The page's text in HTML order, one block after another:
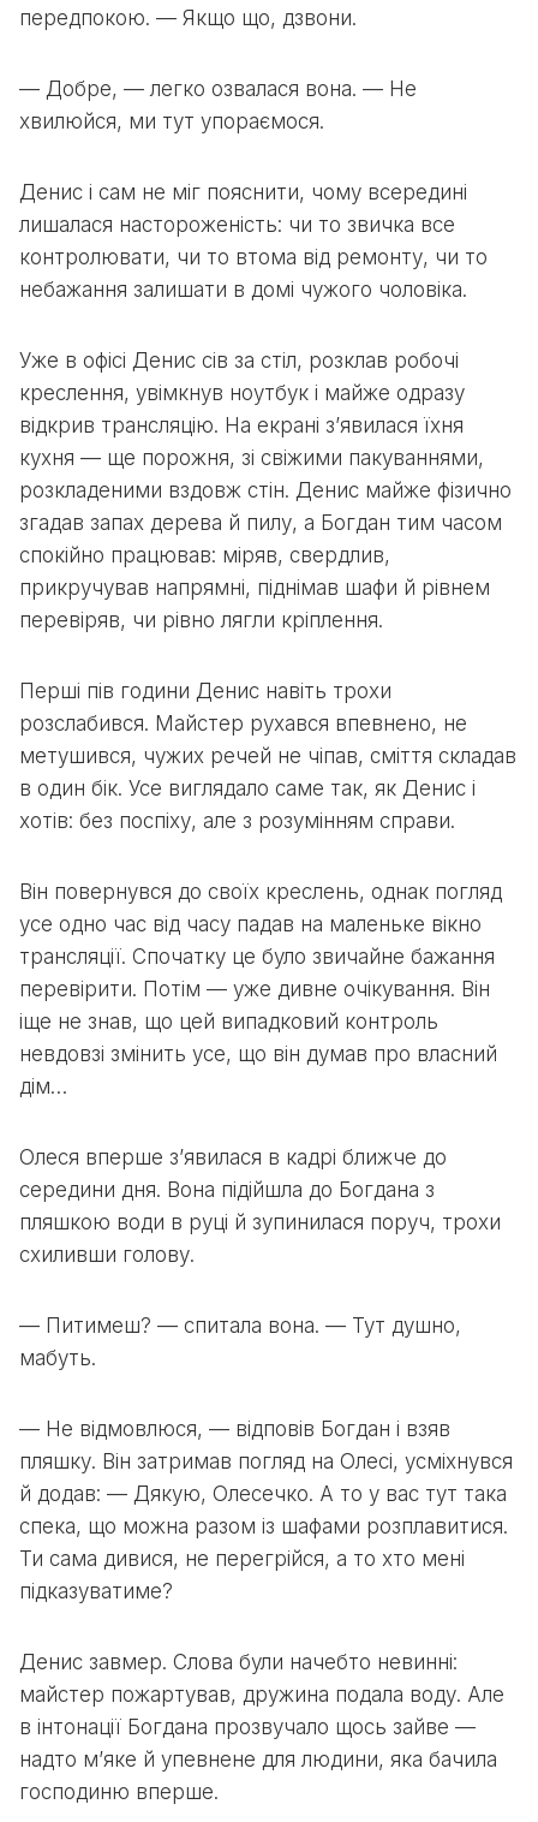
передпокою. — Якщо що, дзвони.
— Добре, — легко озвалася вона. — Не
хвилюйся, ми тут упораємося.
Денис і сам не міг пояснити, чому всередині
лишалася настороженість: чи то звичка все
контролювати, чи то втома від ремонту, чи то
небажання залишати в домі чужого чоловіка.
Уже в офісі Денис сів за стіл, розклав робочі
креслення, увімкнув ноутбук і майже одразу
відкрив трансляцію. На екрані з’явилася їхня
кухня — ще порожня, зі свіжими пакуваннями,
розкладеними вздовж стін. Денис майже фізично
згадав запах дерева й пилу, а Богдан тим часом
спокійно працював: міряв, свердлив,
прикручував напрямні, піднімав шафи й рівнем
перевіряв, чи рівно лягли кріплення.
Перші пів години Денис навіть трохи
розслабився. Майстер рухався впевнено, не
метушився, чужих речей не чіпав, сміття складав
в один бік. Усе виглядало саме так, як Денис і
хотів: без поспіху, але з розумінням справи.
Він повернувся до своїх креслень, однак погляд
усе одно час від часу падав на маленьке вікно
трансляції. Спочатку це було звичайне бажання
перевірити. Потім — уже дивне очікування. Він
іще не знав, що цей випадковий контроль
невдовзі змінить усе, що він думав про власний
дім…
Олеся вперше з’явилася в кадрі ближче до
середини дня. Вона підійшла до Богдана з
пляшкою води в руці й зупинилася поруч, трохи
схиливши голову.
— Питимеш? — спитала вона. — Тут душно,
мабуть.
— Не відмовлюся, — відповів Богдан і взяв
пляшку. Він затримав погляд на Олесі, усміхнувся
й додав: — Дякую, Олесечко. А то у вас тут така
спека, що можна разом із шафами розплавитися.
Ти сама дивися, не перегрійся, а то хто мені
підказуватиме?
Денис завмер. Слова були начебто невинні:
майстер пожартував, дружина подала воду. Але
в інтонації Богдана прозвучало щось зайве —
надто м’яке й упевнене для людини, яка бачила
господиню вперше.